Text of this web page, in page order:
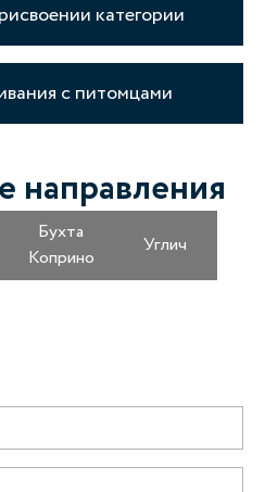
категории
с питомцами
направления
Бухта
Коприно
Углич